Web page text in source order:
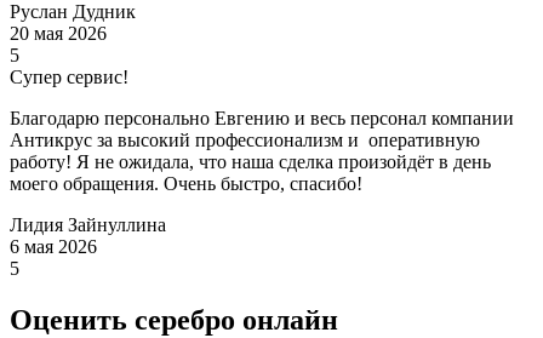
Руслан Дудник
20 мая 2026
5
Супер сервис!
Благодарю персонально Евгению и весь персонал компании
Антикрус за высокий профессионализм и оперативную
работу! Я не ожидала, что наша сделка произойдёт в день
моего обращения. Очень быстро, спасибо!
Лидия Зайнуллина
6 мая 2026
5
Оценить серебро онлайн